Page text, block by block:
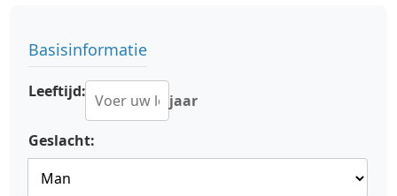
Basisinformatie
Leeftijd: jaar
Geslacht: